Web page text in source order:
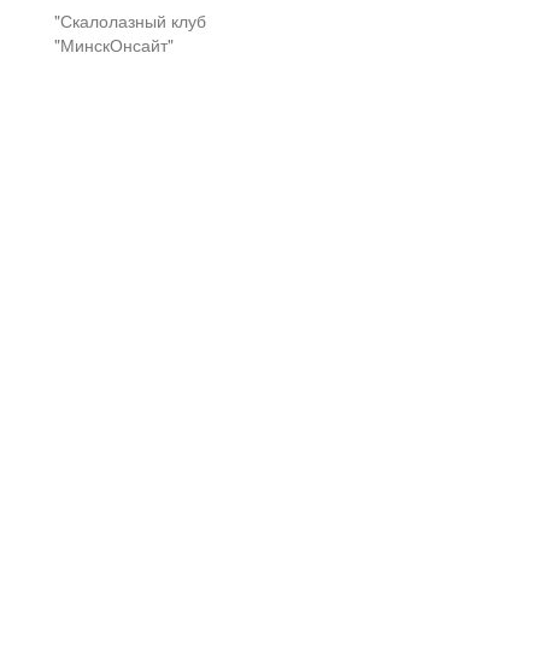
"Скалолазный клуб
"МинскОнсайт"